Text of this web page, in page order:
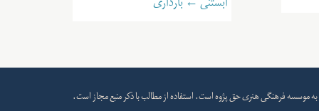
آبستنی ← بارداری
موسسه فرهنگی هنری حق پژوه است. استفاده از مطالب با ذکر منبع مجاز است.